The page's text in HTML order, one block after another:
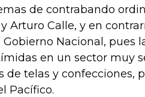
de contrabando
Arturo Calle, y en
Gobierno Nacional, pues
en un sector muy
de telas y confecciones,
Pacífico.